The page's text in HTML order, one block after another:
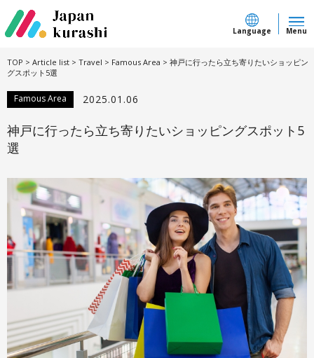
Language Menu
TOP > Article list > Travel > Famous Area > 神戸に行ったら立ち寄りたいショッピン
グスポット5選
Famous Area 2025.01.06
神戸に行ったら立ち寄りたいショッピングスポット5
選